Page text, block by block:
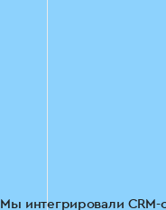
Мы интегрировали CRM-